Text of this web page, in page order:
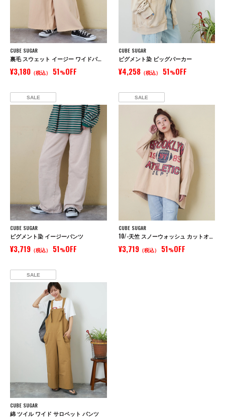
CUBE SUGAR
裏毛 スウェット イージー ワイドパンツ
¥3,180 （税込） 51%OFF
CUBE SUGAR
ピグメント染 ビッグパーカー
¥4,258（税込） 51%OFF
SALE
CUBE SUGAR
ピグメント染 イージーパンツ
¥3,719 （税込） 51%OFF
SALE
CUBE SUGAR
10/-天竺 スノーウォッシュ カットオフ Vネック プルオーバー
¥3,719（税込） 51%OFF
SALE
CUBE SUGAR
綿 ツイル ワイド サロペット パンツ